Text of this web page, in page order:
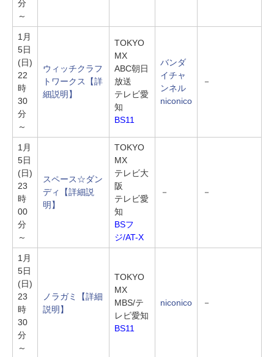
分
～
1月
5日
(日)
22
時
30
分
～
ウィッチクラフ
トワークス
【詳
細説明】
TOKYO
MX
ABC朝日
放送
テレビ愛
知
BS11
バンダ
イチャ
ンネル
niconico
－
1月
5日
(日)
23
時
00
分
～
スペース☆ダン
ディ
【詳細説
明】
TOKYO
MX
テレビ大
阪
テレビ愛
知
BSフ
ジ/AT-X
－ －
1月
5日
(日)
23
時
30
分
～
ノラガミ
【詳細
説明】
TOKYO
MX
MBS/テ
レビ愛知
BS11
niconico －